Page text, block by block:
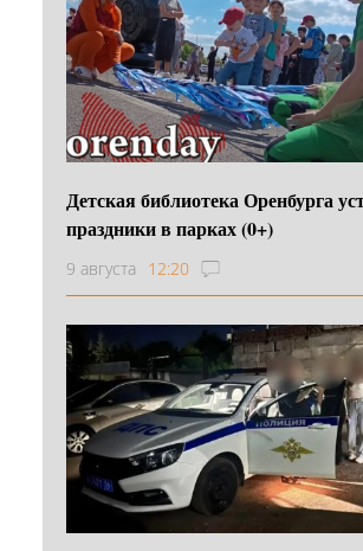
Детская библиотека Оренбурга
праздники в парках (0+)
9 августа 12:20